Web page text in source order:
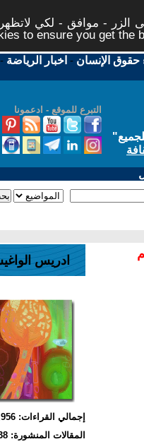
الزر - موافق - لكي
to ensure you get the
حقوق الإنسان - اخبار الرياضة -
التبرع للموقع - ادعمونا
"
ادريس
إجمالي القراءات: 1,738,956
المقالات المنشورة: 438